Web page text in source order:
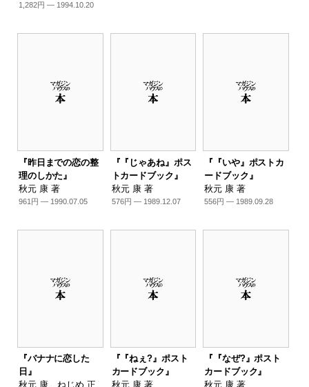
1,282円 — 1994.10.20
『昨日までの恋の整
理のしかた』
秋元 康 著
961円 — 1990.07.05
『『じゃあね』ポス
トカードブック』
秋元 康 著
576円 — 1989.12.07
『『いや』ポストカ
ードブック』
秋元 康 著
556円 — 1989.09.28
『バナナに恋した
日』
秋元 康、ねじめ 正
『『ねぇ?』ポスト
カードブック』
秋元 康 著
『『なぜ?』ポスト
カードブック』
秋元 康 著